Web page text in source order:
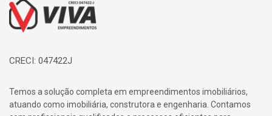
Página inicial
CRECI: 047422J
Temos a solução completa em empreendimentos imobiliários,
atuando como imobiliária, construtora e engenharia. Contamos